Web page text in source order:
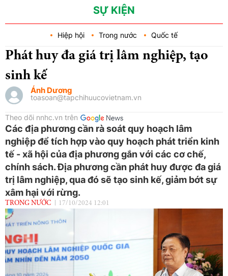
SỰ KIỆN
Hiệp hội Trong nước Quốc tế
Phát huy đa giá trị lâm nghiệp, tạo
sinh kế
Ánh Dương
toasoan@tapchihuucovietnam.vn
Theo dõi nnhc.vn trên
Các địa phương cần rà soát quy hoạch lâm
nghiệp để tích hợp vào quy hoạch phát triển kinh
tế - xã hội của địa phương gắn với các cơ chế,
chính sách. Địa phương cần phát huy được đa giá
trị lâm nghiệp, qua đó sẽ tạo sinh kế, giảm bớt sự
xâm hại với rừng.
TRONG NƯỚC 17/10/2024 12:01